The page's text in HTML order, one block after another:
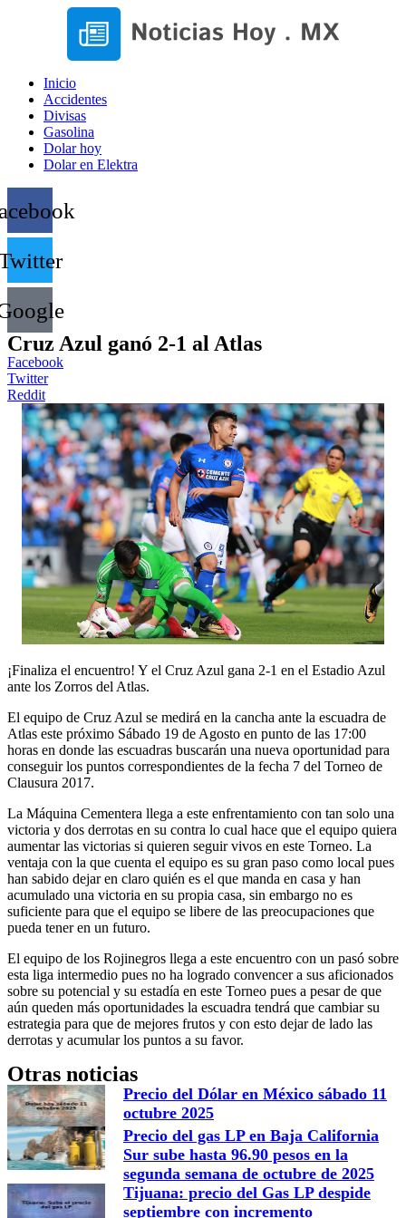
Inicio
Accidentes
Divisas
Gasolina
Dolar hoy
Dolar en Elektra
Cruz Azul ganó 2-1 al Atlas
Facebook
Twitter
Reddit
¡Finaliza el encuentro! Y el Cruz Azul gana 2-1 en el Estadio Azul
ante los Zorros del Atlas.
El equipo de Cruz Azul se medirá en la cancha ante la escuadra de
Atlas este próximo Sábado 19 de Agosto en punto de las 17:00
horas en donde las escuadras buscarán una nueva oportunidad para
conseguir los puntos correspondientes de la fecha 7 del Torneo de
Clausura 2017.
La Máquina Cementera llega a este enfrentamiento con tan solo una
victoria y dos derrotas en su contra lo cual hace que el equipo quiera
aumentar las victorias si quieren seguir vivos en este Torneo. La
ventaja con la que cuenta el equipo es su gran paso como local pues
han sabido dejar en claro quién es el que manda en casa y han
acumulado una victoria en su propia casa, sin embargo no es
suficiente para que el equipo se libere de las preocupaciones que
pueda tener en un futuro.
El equipo de los Rojinegros llega a este encuentro con un pasó sobre
esta liga intermedio pues no ha logrado convencer a sus aficionados
sobre su potencial y su estadía en este Torneo pues a pesar de que
aún queden más oportunidades la escuadra tendrá que cambiar su
estrategia para que de mejores frutos y con esto dejar de lado las
derrotas y acumular los puntos a su favor.
Otras noticias
Precio del Dólar en México sábado 11
octubre 2025
Precio del gas LP en Baja California
Sur sube hasta 96.90 pesos en la
segunda semana de octubre de 2025
Tijuana: precio del Gas LP despide
septiembre con incremento